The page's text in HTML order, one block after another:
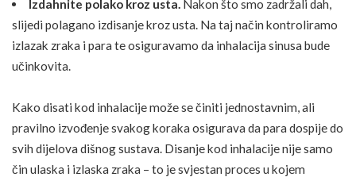
Izdahnite polako kroz usta. Nakon što smo zadržali dah,
slijedi polagano izdisanje kroz usta. Na taj način kontroliramo
izlazak zraka i para te osiguravamo da inhalacija sinusa bude
učinkovita.
Kako disati kod inhalacije može se činiti jednostavnim, ali
pravilno izvođenje svakog koraka osigurava da para dospije do
svih dijelova dišnog sustava. Disanje kod inhalacije nije samo
čin ulaska i izlaska zraka – to je svjestan proces u kojem